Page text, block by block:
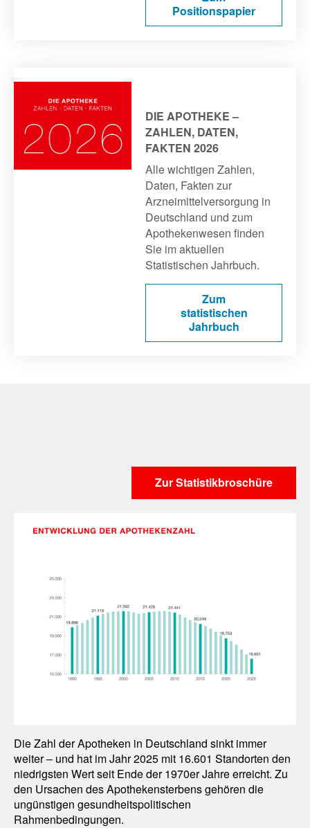
Positionspapier
DIE APOTHEKE –
ZAHLEN, DATEN,
FAKTEN 2026
Alle wichtigen Zahlen,
Daten, Fakten zur
Arzneimittelversorgung in
Deutschland und zum
Apothekenwesen finden
Sie im aktuellen
Statistischen Jahrbuch.
Zum
statistischen
Jahrbuch
Zur Statistikbroschüre
Die Zahl der Apotheken in Deutschland sinkt immer
weiter – und hat im Jahr 2025 mit 16.601 Standorten den
niedrigsten Wert seit Ende der 1970er Jahre erreicht. Zu
den Ursachen des Apothekensterbens gehören die
ungünstigen gesundheitspolitischen
Rahmenbedingungen.